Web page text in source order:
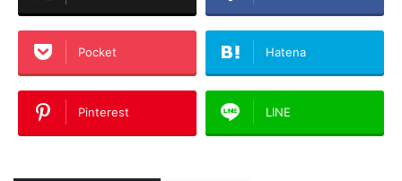
Pocket Hatena
Pinterest LINE